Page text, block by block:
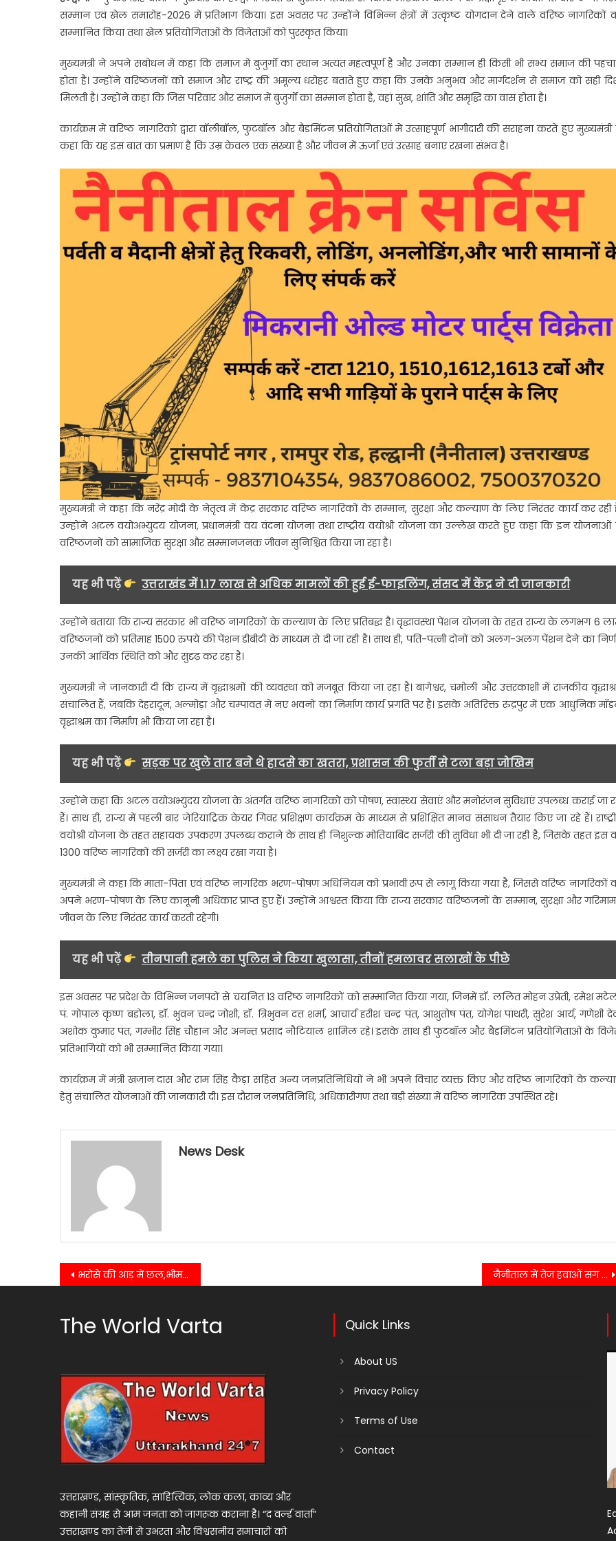
सम्मान
में
सरकार
सीएम
धामी
ने
कल्याणकारी
योजनाएं
सम्मान एवं खेल समारोह-2026 में प्रतिभाग किया। इस अवसर पर उन्होंने विभिन्न क्षेत्रों में उत्कृष्ट योगदान देने वाले वरिष्ठ नागरिकों
सम्मानित किया तथा खेल प्रतियोगिताओं के विजेताओं को पुरस्कृत किया।
मुख्यमंत्री ने अपने संबोधन में कहा कि समाज में बुजुर्गों का स्थान अत्यंत महत्वपूर्ण है और उनका सम्मान ही किसी भी सभ्य समाज की
होता है। उन्होंने वरिष्ठजनों को समाज और राष्ट्र की अमूल्य धरोहर बताते हुए कहा कि उनके अनुभव और मार्गदर्शन से समाज को सही
मिलती है। उन्होंने कहा कि जिस परिवार और समाज में बुजुर्गों का सम्मान होता है, वहां सुख, शांति और समृद्धि का वास होता है।
कार्यक्रम में वरिष्ठ नागरिकों द्वारा वॉलीबॉल, फुटबॉल और बैडमिंटन प्रतियोगिताओं में उत्साहपूर्ण भागीदारी की सराहना करते हुए
कहा कि यह इस बात का प्रमाण है कि उम्र केवल एक संख्या है और जीवन में ऊर्जा एवं उत्साह बनाए रखना संभव है।
मुख्यमंत्री ने कहा कि नरेंद्र मोदीके नेतृत्व में केंद्र सरकार वरिष्ठ नागरिकों के सम्मान, सुरक्षा और कल्याण के लिए निरंतर कार्य कर रही
उन्होंने अटल वयोअभ्युदय योजना,प्रधानमंत्री वय वंदना योजनातथाराष्ट्रीय वयोश्री योजनाका उल्लेख करते हुए कहा कि इन योजनाओं
वरिष्ठजनों को सामाजिक सुरक्षा और सम्मानजनक जीवन सुनिश्चित किया जा रहा है।
यह भी पढ़ें उत्तराखंड में 1.17 लाख से अधिक मामलों की हुई ई-फाइलिंग, संसद में केंद्र ने दी जानकारी
उन्होंने बताया कि राज्य सरकार भी वरिष्ठ नागरिकों के कल्याण के लिए प्रतिबद्ध है। वृद्धावस्था पेंशन योजना के तहत राज्य के लगभग 6
वरिष्ठजनों को प्रतिमाह 1500 रुपये की पेंशन डीबीटी के माध्यम से दी जा रही है। साथ ही, पति-पत्नी दोनों को अलग-अलग पेंशन देने का
उनकी आर्थिक स्थिति को और सुदृढ़ कर रहा है।
मुख्यमंत्री ने जानकारी दी कि राज्य में वृद्धाश्रमों की व्यवस्था को मजबूत किया जा रहा है। बागेश्वर, चमोली और उत्तरकाशी में राजकीय
संचालित हैं, जबकि देहरादून, अल्मोड़ा और चम्पावत में नए भवनों का निर्माण कार्य प्रगति पर है। इसके अतिरिक्त रुद्रपुर में एक आधुनिक
वृद्धाश्रम का निर्माण भी किया जा रहा है।
यह भी पढ़ें सड़क पर खुले तार बने थे हादसे का खतरा, प्रशासन की फुर्ती से टला बड़ा जोखिम
उन्होंने कहा कि अटल वयोअभ्युदय योजना के अंतर्गत वरिष्ठ नागरिकों को पोषण, स्वास्थ्य सेवाएं और मनोरंजन सुविधाएं उपलब्ध कराई जा
हैं। साथ ही, राज्य में पहली बार जेरियाट्रिक केयर गिवर प्रशिक्षण कार्यक्रम के माध्यम से प्रशिक्षित मानव संसाधन तैयार किए जा रहे हैं।
वयोश्री योजना के तहत सहायक उपकरण उपलब्ध कराने के साथ ही निशुल्क मोतियाबिंद सर्जरी की सुविधा भी दी जा रही है, जिसके तहत इस
1300 वरिष्ठ नागरिकों की सर्जरी का लक्ष्य रखा गया है।
मुख्यमंत्री ने कहा कि माता-पिता एवं वरिष्ठ नागरिक भरण-पोषण अधिनियम को प्रभावी रूप से लागू किया गया है, जिससे वरिष्ठ नागरिकों
अपने भरण-पोषण के लिए कानूनी अधिकार प्राप्त हुए हैं। उन्होंने आश्वस्त किया कि राज्य सरकार वरिष्ठजनों के सम्मान, सुरक्षा और
जीवन के लिए निरंतर कार्य करती रहेगी।
यह भी पढ़ें तीनपानी हमले का पुलिस ने किया खुलासा, तीनों हमलावर सलाखों के पीछे
इस अवसर पर प्रदेश के विभिन्न जनपदों से चयनित 13 वरिष्ठ नागरिकों को सम्मानित किया गया, जिनमें डॉ. ललित मोहन उप्रेती, रमेश
पं. गोपाल कृष्ण बडोला, डॉ. भुवन चन्द्र जोशी, डॉ. त्रिभुवन दत्त शर्मा, आचार्य हरीश चन्द्र पंत, आशुतोष पंत, योगेश पांथरी, सुरेश आर्य, गणेशी
अशोक कुमार पंत, गम्भीर सिंह चौहान और अनन्त प्रसाद नौटियाल शामिल रहे। इसके साथ ही फुटबॉल और बैडमिंटन प्रतियोगिताओं के
प्रतिभागियों को भी सम्मानित किया गया।
कार्यक्रम में मंत्री खजान दास और राम सिंह कैड़ा सहित अन्य जनप्रतिनिधियों ने भी अपने विचार व्यक्त किए और वरिष्ठ नागरिकों के
हेतु संचालित योजनाओं की जानकारी दी। इस दौरान जनप्रतिनिधि, अधिकारीगण तथा बड़ी संख्या में वरिष्ठ नागरिक उपस्थित रहे।
News Desk
Post
भरोसे की आड़ में छल,भीमताल धर्मांतरण मामले में मुख्य आरोपी यूनुस गिरफ्तार नैनीताल में तेज हवाओं संग बारिश से मौसम ने ली करवट, ठंडक बढ़ी, नुकसान भी हुआ
The World Varta
उत्तराखण्ड, सांस्कृतिक, साहित्यिक, लोक कला, काव्य और
कहानी संग्रह से आम जनता को जागरूक कराना है। “द वर्ल्ड वार्ता”
उत्तराखण्ड का तेजी से उभरता और विश्वसनीय समाचारों को
Quick Links
About US
Privacy Policy
Terms of Use
Contact